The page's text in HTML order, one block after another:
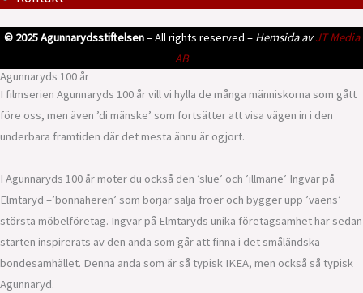
© 2025 Agunnarydsstiftelsen– All rights reserved – Hemsida avJT Media
AB
Agunnaryds 100 år
I filmserien Agunnaryds 100 år vill vi hylla de många människorna som gått
före oss, men även ’di mänske’ som fortsätter att visa vägen in i den
underbara framtiden där det mesta ännu är ogjort.
I Agunnaryds 100 år möter du också den ’slue’ och ’illmarie’ Ingvar på
Elmtaryd –’bonnaheren’ som börjar sälja fröer och bygger upp ’väens’
största möbelföretag. Ingvar på Elmtaryds unika företagsamhet har sedan
starten inspirerats av den anda som går att finna i det småländska
bondesamhället. Denna anda som är så typisk IKEA, men också så typisk
Agunnaryd.